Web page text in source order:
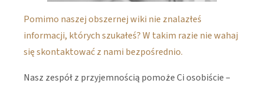
Pomimo naszej obszernej wiki nie znalazłeś
informacji, których szukałeś? W takim razie nie wahaj
się skontaktować z nami bezpośrednio.
Nasz zespół z przyjemnością pomoże Ci osobiście –